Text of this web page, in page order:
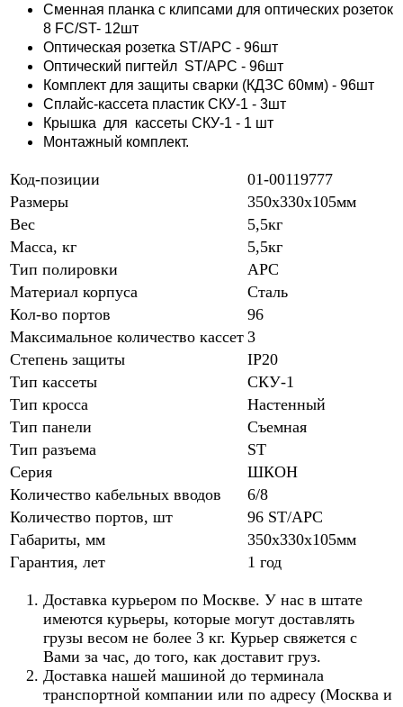
Сменная планка с клипсами для оптических розеток
8 FC/ST- 12шт
Оптическая розетка ST/APC - 96шт
Оптический пигтейл ST/APC - 96шт
Комплект для защиты сварки (КДЗС 60мм) - 96шт
Сплайс-кассета пластик СКУ-1 - 3шт
Крышка для кассеты СКУ-1 - 1 шт
Монтажный комплект.
Код-позиции
01-00119777
Размеры
350х330х105мм
Вес
5,5кг
Масса, кг
5,5кг
Тип полировки
APC
Материал корпуса
Сталь
Кол-во портов
96
Максимальное количество кассет 3
Степень защиты
IP20
Тип кассеты
СКУ-1
Тип кросса
Настенный
Тип панели
Съемная
Тип разъема
ST
Серия
ШКОН
Количество кабельных вводов
6/8
Количество портов, шт
96 ST/APC
Габариты, мм
350х330х105мм
Гарантия, лет
1 год
Доставка курьером по Москве. У нас в штате
имеются курьеры, которые могут доставлять
грузы весом не более 3 кг. Курьер свяжется с
Вами за час, до того, как доставит груз.
Доставка нашей машиной до терминала
транспортной компании или по адресу (Москва и